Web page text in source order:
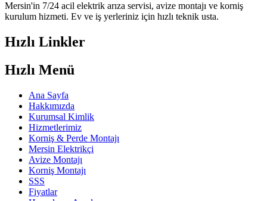
Mersin'in 7/24 acil elektrik arıza servisi, avize montajı ve korniş
kurulum hizmeti. Ev ve iş yerleriniz için hızlı teknik usta.
Hızlı Linkler
Hızlı Menü
Ana Sayfa
Hakkımızda
Kurumsal Kimlik
Hizmetlerimiz
Korniş & Perde Montajı
Mersin Elektrikçi
Avize Montajı
Korniş Montajı
SSS
Fiyatlar